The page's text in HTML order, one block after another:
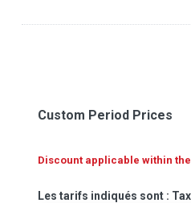
Custom Period Prices
Discount applicable within
Les tarifs indiqués sont :